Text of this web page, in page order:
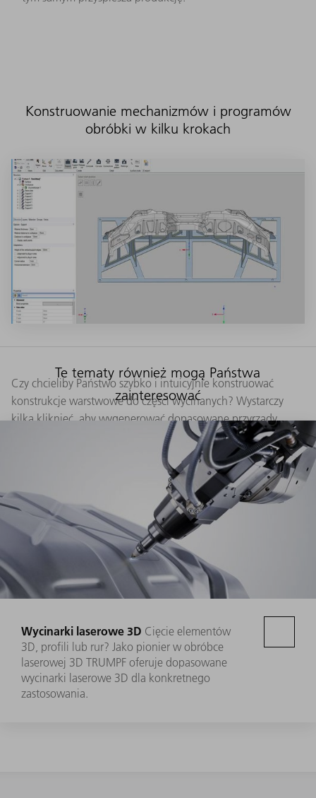
Konstruowanie mechanizmów i programów
obróbki w kilku krokach
Czy chcieliby Państwo szybko i intuicyjnie konstruować
konstrukcje warstwowe do części wycinanych? Wystarczy
kilka kliknięć, aby wygenerować dopasowane przyrządy
Liczne narzędzie umożliwiają doskonałą optymalizację
Te tematy również mogą Państwa
zainteresować
Wycinarki laserowe 3D Cięcie elementów
3D, profili lub rur? Jako pionier w obróbce
laserowej 3D TRUMPF oferuje dopasowane
wycinarki laserowe 3D dla konkretnego
zastosowania.